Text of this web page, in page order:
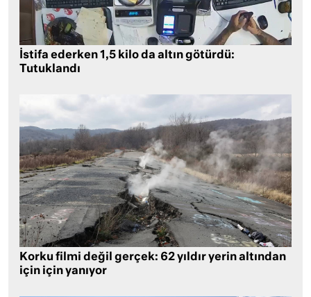
İstifa ederken 1,5 kilo da altın götürdü:
Tutuklandı
Korku filmi değil gerçek: 62 yıldır yerin altından
için için yanıyor